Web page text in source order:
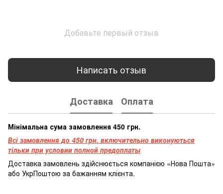
Добавьте первый отзыв
Написать отзыв
Доставка Оплата
Мінімальна сума замовлення 450 грн.
Всі замовлення до 450 грн. включительно виконуються
тільки при условии полной предоплаты
Доставка замовлень здійснюється компанією «Нова Пошта»
або УкрПоштою за бажанням клієнта.